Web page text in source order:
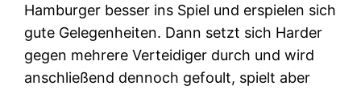
Hamburger besser ins Spiel und erspielen sich
gute Gelegenheiten. Dann setzt sich Harder
gegen mehrere Verteidiger durch und wird
anschließend dennoch gefoult, spielt aber